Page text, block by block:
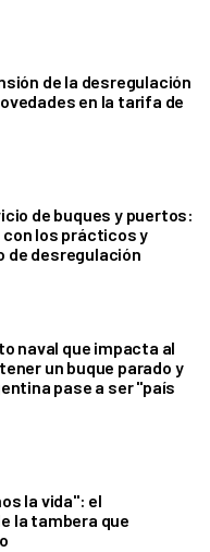
de la desregulación
en la tarifa de
de buques y puertos:
con los prácticos y
de desregulación
naval que impacta al
un buque parado y
pase a ser "país
la vida": el
la tambera que